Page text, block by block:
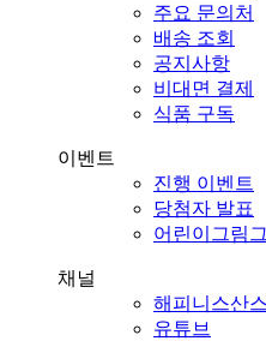
주요 문의처
배송 조회
공지사항
비대면 결제
식품 구독
이벤트
진행 이벤트
당첨자 발표
어린이그림
채널
해피니스산
유튜브